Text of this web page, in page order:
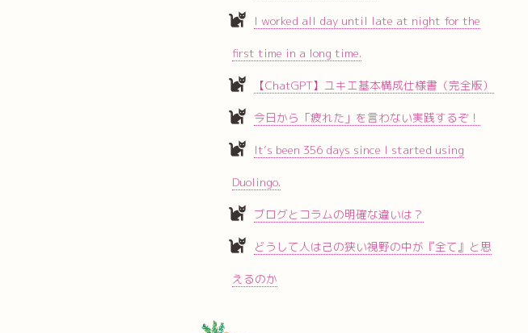
I worked all day until late at night for the
first time in a long time.
【ChatGPT】ユキエ基本構成仕様書（完全版）
今日から「疲れた」を言わない実践するぞ！
It’s been 356 days since I started using
Duolingo.
ブログとコラムの明確な違いは？
どうして人は己の狭い視野の中が『全て』と思
えるのか